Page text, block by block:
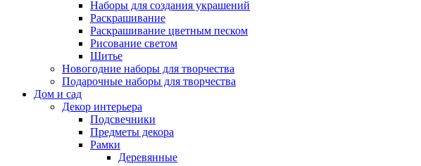
Наборы для создания украшений
Раскрашивание
Раскрашивание цветным песком
Рисование светом
Шитье
Новогодние наборы для творчества
Подарочные наборы для творчества
Дом и сад
Декор интерьера
Подсвечники
Предметы декора
Рамки
Деревянные